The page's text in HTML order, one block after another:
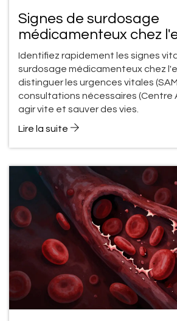
Signes de surdosage
médicamenteux chez
quand appeler les
Identifiez rapidement les signes
surdosage médicamenteux chez
distinguer les urgences vitales
consultations nécessaires (Centre
agir vite et sauver des vies.
Lire la suite